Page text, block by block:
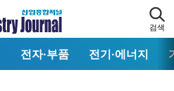
검색
전자·부품 전기·에너지